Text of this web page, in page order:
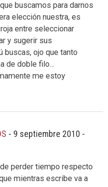
buscamos para darnos
elección nuestra, es
entre seleccionar
y sugerir sus
buscas, ojo que tanto
de doble filo…
me estoy
- 9 septiembre 2010 -
perder tiempo respecto
mientras escribe va a